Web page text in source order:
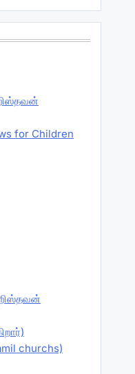
for Children
churchs)